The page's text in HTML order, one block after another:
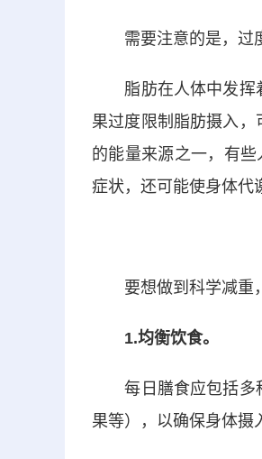
需要注意的是，过
脂肪在人体中发挥
果过度限制脂肪摄入
的能量来源之一，有
症状，还可能使身体代
要想做到科学减重
1.均衡饮食。
每日膳食应包括多
果等），以确保身体摄